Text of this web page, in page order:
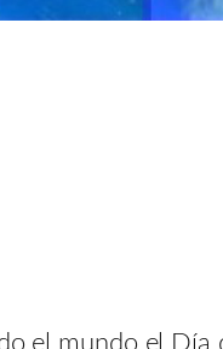
el mundo el Día